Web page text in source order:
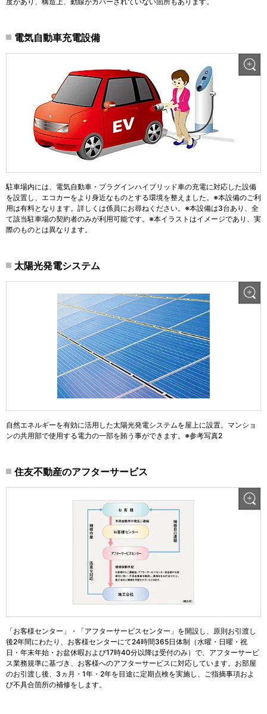
電気自動車充電設備
駐車場内には、電気自動車・プラグインハイブリッド車の充電に対応した設備
を設置し、エコカーをより身近なものとする環境を整えました。※本設備のご利
用は有料となります。詳しくは係員にお尋ねください。※本設備は3台あり、全
て該当駐車場の契約者のみが利用可能です。※本イラストはイメージであり、実
際のものとは異なります。
太陽光発電システム
自然エネルギーを有効に活用した太陽光発電システムを屋上に設置。マンショ
ンの共用部で使用する電力の一部を賄う事ができます。※参考写真2
住友不動産のアフターサービス
「お客様センター」・「アフターサービスセンター」を開設し、原則お引渡し
後2年間にわたり、お客様センターにて24時間365日体制（水曜・日曜・祝
日・年末年始・お盆休暇および17時40分以降は受付のみ）で、アフターサービ
ス業務規準に基づき、お客様へのアフターサービスに対応しています。お部屋
のお引渡し後、3ヵ月・1年・2年を目途に定期点検を実施し、ご指摘事項およ
び不具合箇所の補修をします。